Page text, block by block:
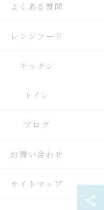
よくある質問
レンジフード
キッチン
トイレ
ブログ
お問い合わせ
サイトマップ